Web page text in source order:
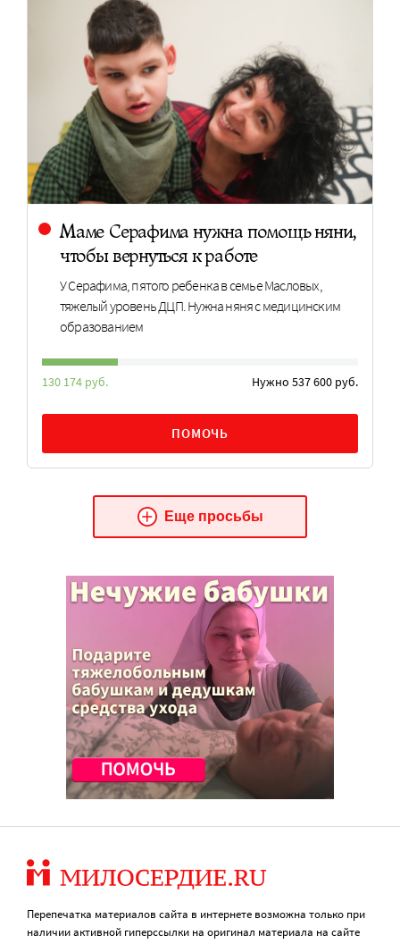
Маме Серафима нужна помощь няни,
чтобы вернуться к работе
У Серафима, пятого ребенка в семье Масловых,
тяжелый уровень ДЦП. Нужна няня с медицинским
образованием
130 174 руб. Нужно 537 600 руб.
ПОМОЧЬ
Еще просьбы
Перепечатка материалов сайта в интернете возможна только при
наличии активной гиперссылки на оригинал материала на сайте